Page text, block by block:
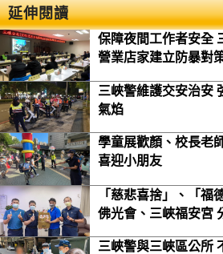
延伸閱讀
保障夜間工作者安全
營業店家建立防暴對
三峽警維護交安治安
氣焰
學童展歡顏、校長老
喜迎小朋友
「慈悲喜捨」、「福
佛光會、三峽福安宮
三峽警與三峽區公所